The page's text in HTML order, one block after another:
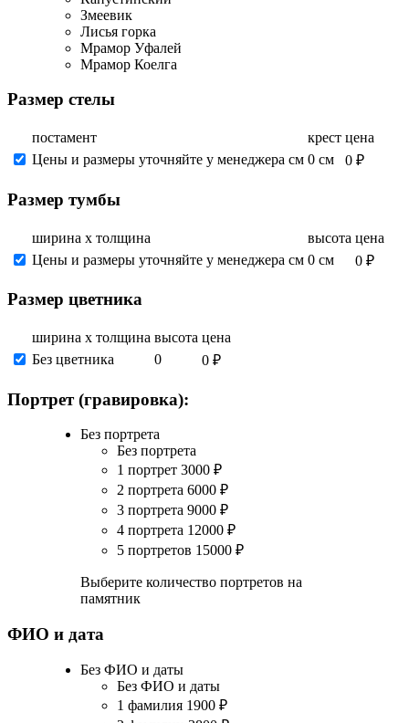
Змеевик
Лисья горка
Мрамор Уфалей
Мрамор Коелга
Размер стелы
постамент крест цена
Цены и размеры уточняйте у менеджера см 0 см 0 ₽
Размер тумбы
ширина х толщина высота цена
Цены и размеры уточняйте у менеджера см 0 см 0 ₽
Размер цветника
ширина х толщина высота цена
Без цветника
0 0 ₽
Портрет (гравировка):
Без портрета
Без портрета
1 портрет 3000 ₽
2 портрета 6000 ₽
3 портрета 9000 ₽
4 портрета 12000 ₽
5 портретов 15000 ₽
Выберите количество портретов на
памятник
ФИО и дата
Без ФИО и даты
Без ФИО и даты
1 фамилия 1900 ₽